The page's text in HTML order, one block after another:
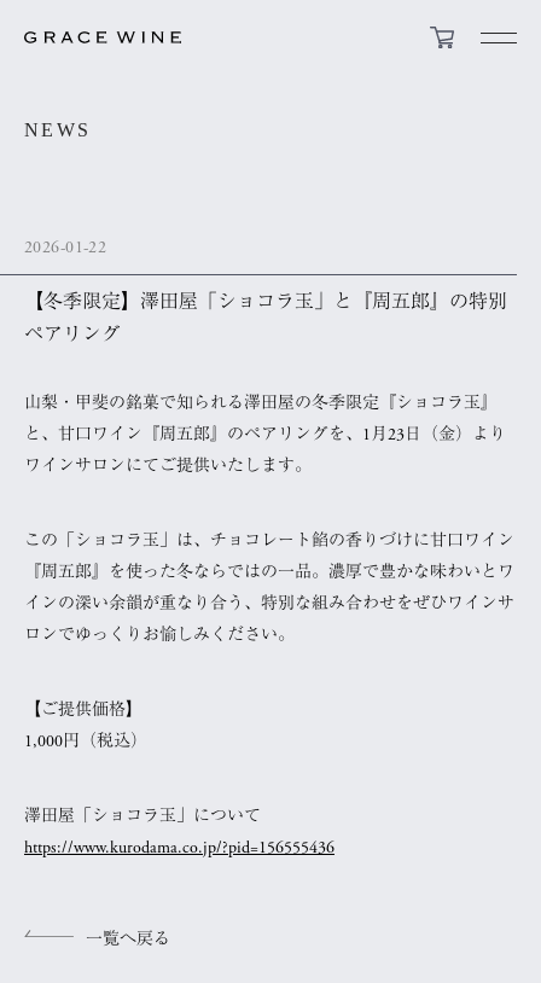
NEWS
2026-01-22
【冬季限定】澤田屋「ショコラ玉」と『周五郎』の特別
ペアリング
山梨・甲斐の銘菓で知られる澤田屋の冬季限定『ショコラ玉』
と、甘口ワイン『周五郎』のペアリングを、1月23日（金）より
ワインサロンにてご提供いたします。
この「ショコラ玉」は、チョコレート餡の香りづけに甘口ワイン
『周五郎』を使った冬ならではの一品。濃厚で豊かな味わいとワ
インの深い余韻が重なり合う、特別な組み合わせをぜひワインサ
ロンでゆっくりお愉しみください。
【ご提供価格】
1,000円（税込）
澤田屋「ショコラ玉」について
https://www.kurodama.co.jp/?pid=156555436
一覧へ戻る